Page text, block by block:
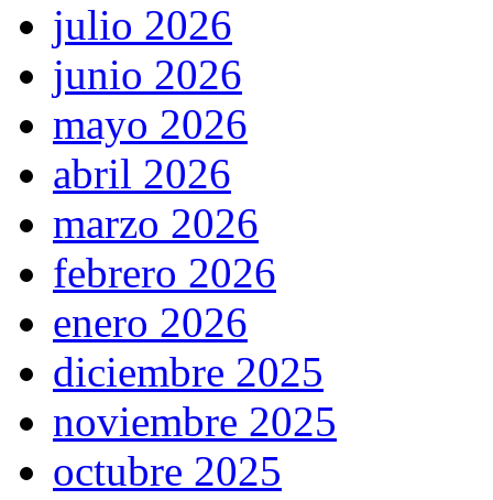
julio 2026
junio 2026
mayo 2026
abril 2026
marzo 2026
febrero 2026
enero 2026
diciembre 2025
noviembre 2025
octubre 2025